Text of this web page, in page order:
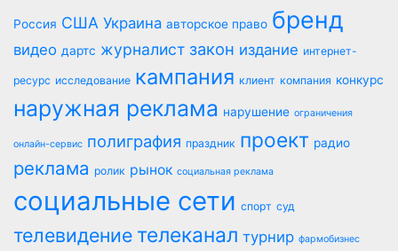
Россия США Украина авторское право бренд
видео дартс журналист закон издание интернет-
ресурс исследование кампания клиент компания конкурс
наружная реклама нарушение ограничения
онлайн-сервис полиграфия праздник проект радио
реклама ролик рынок социальная реклама
социальные сети спорт суд
телевидение телеканал турнир фармобизнес